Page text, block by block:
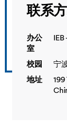
联系
办公
室
校园
宁
地址
199